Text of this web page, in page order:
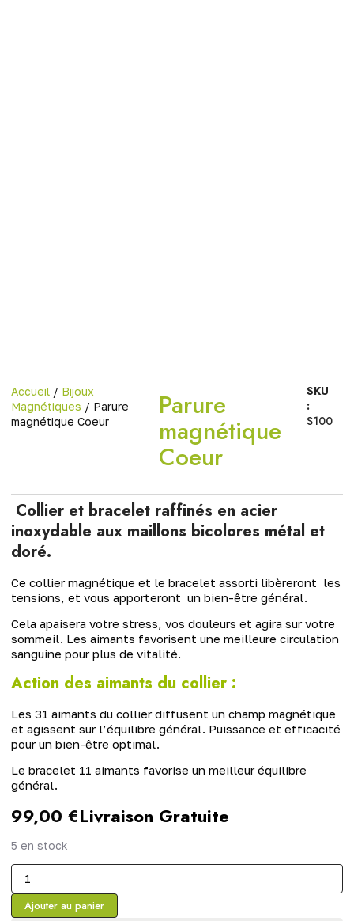
Accueil / Bijoux
Magnétiques / Parure
magnétique Coeur
Parure
magnétique
Coeur
SKU
:
S100
Collier et bracelet raffinés en acier
inoxydable aux maillons bicolores métal et
doré.
Ce collier magnétique et le bracelet assorti libèreront les
tensions, et vous apporteront un bien-être général.
Cela apaisera votre stress, vos douleurs et agira sur votre
sommeil. Les aimants favorisent une meilleure circulation
sanguine pour plus de vitalité.
Action des aimants du collier :
Les 31 aimants du collier diffusent un champ magnétique
et agissent sur l’équilibre général. Puissance et efficacité
pour un bien-être optimal.
Le bracelet 11 aimants favorise un meilleur équilibre
général.
99,00 €Livraison Gratuite
5 en stock
Ajouter au panier